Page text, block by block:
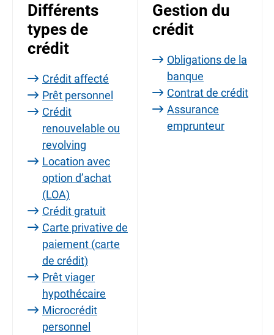
Différents
types de
crédit
Crédit affecté
Prêt personnel
Crédit
renouvelable ou
revolving
Location avec
option d’achat
(LOA)
Crédit gratuit
Carte privative de
paiement (carte
de crédit)
Prêt viager
hypothécaire
Microcrédit
personnel
Gestion du
crédit
Obligations de la
banque
Contrat de crédit
Assurance
emprunteur